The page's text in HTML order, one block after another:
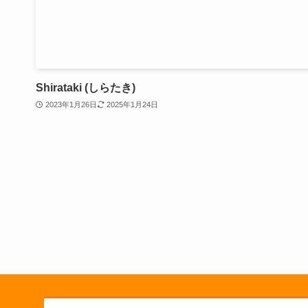
Shirataki (しらたき)
2023年1月26日 2025年1月24日